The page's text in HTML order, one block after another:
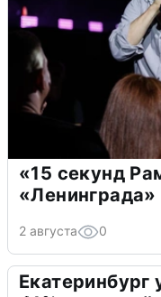
«15 секунд
«Ленинграда»
2 августа 0